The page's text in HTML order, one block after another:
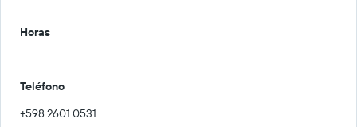
Horas
Teléfono
+598 2601 0531